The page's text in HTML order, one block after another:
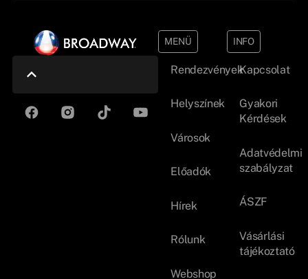
MENÜ
Rendezvények
Helyszínek
Városok
Előadók
Hírek
Rólunk
Webshop
INFO
Kapcsolat
Gyakori
Kérdések
Adatvédelmi
szabályzat
ÁSZF
Vásárlási
tájékoztató